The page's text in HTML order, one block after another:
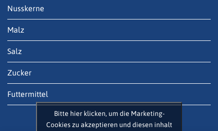
Nusskerne
Malz
Salz
Zucker
Futtermittel
Bitte hier klicken, um die Marketing-
Cookies zu akzeptieren und diesen inhalt